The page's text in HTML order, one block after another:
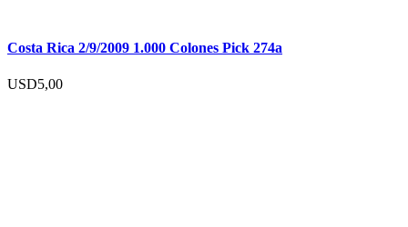
Costa Rica 2/9/2009 1.000 Colones Pick 274a
USD5,00